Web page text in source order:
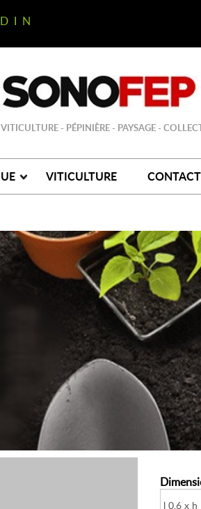
- PÉPINIÈRE - PAYSAGE -
VITICULTURE CONTACT